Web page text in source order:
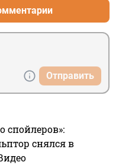
Отправить
снялся в